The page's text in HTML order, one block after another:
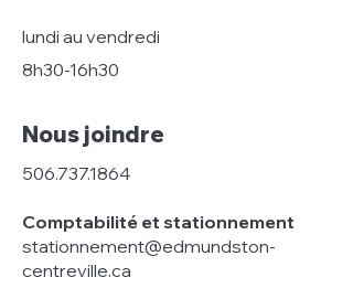
lundi au vendredi
8h30-16h30
Nous joindre
506.737.1864
Comptabilité et stationnement
stationnement@edmundston-
centreville.ca